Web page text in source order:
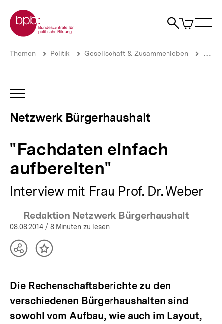
zum
Seiteninhalt
springen
Zur Startseite der bpb
Suche
Artikel
im
"Fachdaten
Netzwerk
Bürgerhaushalt
bpb.de
Brotkrümelnavigation
Pfadnavigation
Themen Politik Gesellschaft & Zusammenleben
INHALTSNAVIGATION
Netzwerk Bürgerhaushalt
"Fachdaten einfach
aufbereiten"
Interview mit Frau Prof. Dr. Weber
Redaktion Netzwerk Bürgerhaushalt
08.08.2014 / 8 Minuten zu lesen
TeilenInhalt
Die Rechenschaftsberichte zu den
verschiedenen Bürgerhaushalten sind
sowohl vom Aufbau, wie auch im Layout,